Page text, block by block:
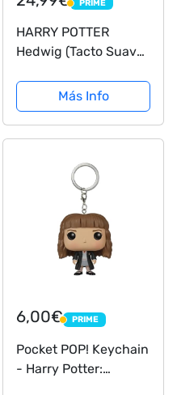
PRIME
PRIME
HARRY POTTER
Hedwig (Tacto Suave)
Pocket Pop! Standard
Más Info
6,00€ PRIME
PRIME
Pocket POP! Keychain
- Harry Potter: